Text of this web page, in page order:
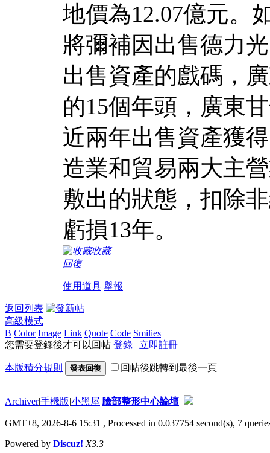
地價為12.07億元。
將彌補因出售德力
出售資產的戲碼，
的15個年頭，廣東
近兩年出售資產獲
造業和貿易兩大主
敷出的狀態，扣除
虧損13年。
收藏
回復
使用道具 舉報
返回列表
高級模式
B Color Image Link Quote Code Smilies
您需要登錄後才可以回帖 登錄 | 立即註冊
本版積分規則 發表回復 回帖後跳轉到最後一頁
Archiver|手機版|小黑屋|臉部整形中心論壇
GMT+8, 2026-8-6 15:31 , Processed in 0.037754 second(s), 7
Powered by Discuz! X3.3